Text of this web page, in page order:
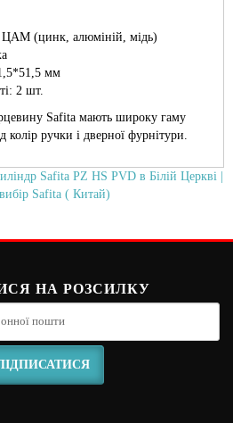
ЦАМ (цинк, алюміній, мідь)
мм
2 шт.
Safita мають широку гаму
колір ручки і дверної фурнітури.
Safita PZ HS PVD в Білій Церкві |
Safita ( Китай)
НА РОЗСИЛКУ